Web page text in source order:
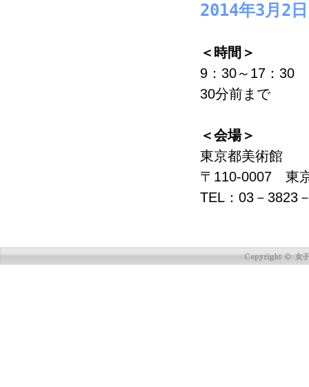
2014年3月2
＜時間＞
9：30～17：30
30分前まで
＜会場＞
東京都美術館
〒110-0007 東
TEL：03－3823